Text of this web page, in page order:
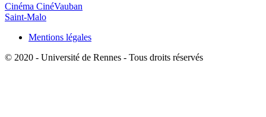
Cinéma CinéVauban
Saint-Malo
Mentions légales
© 2020 - Université de Rennes - Tous droits réservés